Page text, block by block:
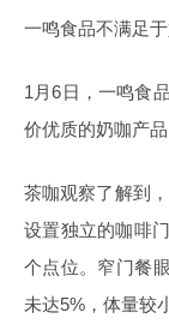
一鸣食品不满足于
1月6日，一鸣食
价优质的奶咖产品
茶咖观察了解到
设置独立的咖啡
个点位。窄门餐
未达5%，体量较